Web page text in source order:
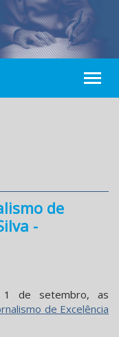
de
-
1 de setembro, as
de Excelência